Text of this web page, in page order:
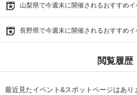
山梨県で今週末に開催されるおすすめイ
長野県で今週末に開催されるおすすめイ
閲覧履歴
最近見たイベント&スポットページはあり